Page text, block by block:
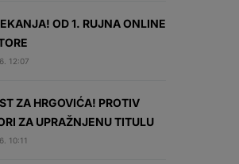
OD 1. RUJNA ONLINE
12:07
ZA HRGOVIĆA! PROTIV
ZA UPRAŽNJENU TITULU
10:11